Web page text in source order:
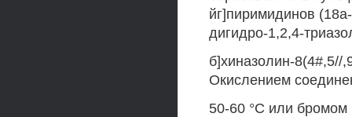
йг]пиримидинов
дигидро-1,2,4-
б]хиназолин-8(4#,5//
Окислением
50-60 °С или бромом